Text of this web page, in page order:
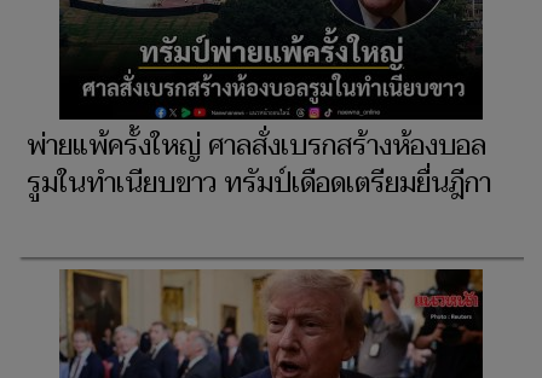
พ่ายแพ้ครั้งใหญ่ ศาลสั่งเบรกสร้างห้องบอล
รูมในทำเนียบขาว ทรัมป์เดือดเตรียมยื่นฎีกา